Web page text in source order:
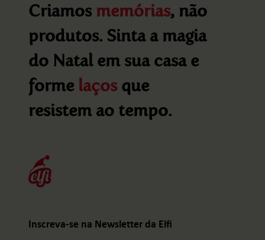
Criamos memórias, não
produtos. Sinta a magia
do Natal em sua casa e
forme laçosque
resistem ao tempo.
Inscreva-se na Newsletter da Elfi